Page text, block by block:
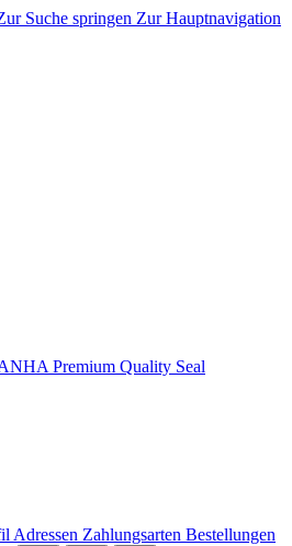
Suche springen Zur Hauptnavigation
Adressen Zahlungsarten Bestellungen